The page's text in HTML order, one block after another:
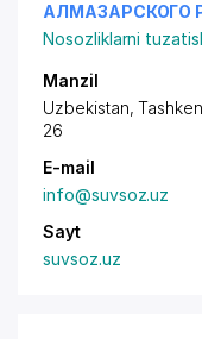
АЛМАЗАРСКОГО
Nosozliklarni
Manzil
Uzbekistan,
26
E-mail
info@suvsoz.uz
Sayt
suvsoz.uz